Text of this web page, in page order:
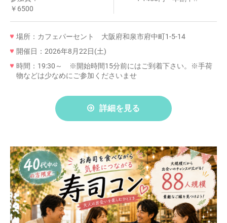
￥6500
場所：カフェパーセント 大阪府和泉市府中町1-5-14
開催日：2026年8月22日(土)
時間：19:30～ ※開始時間15分前にはご到着下さい。※手荷
物などは少なめにご参加くださいませ
詳細を見る